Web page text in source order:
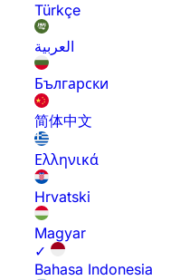
Türkçe
العربية
Български
简体中文
Ελληνικά
Hrvatski
Magyar
✓
Bahasa Indonesia